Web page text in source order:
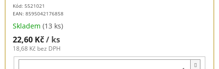
Kód: 5521021
EAN: 8595042176858
Skladem (13 ks)
22,60 Kč/ ks
18,68 Kč bez DPH